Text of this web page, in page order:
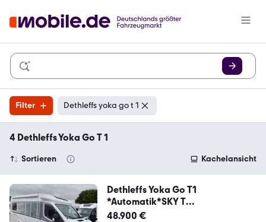
Filter Dethleffs yoka go t 1
4 Dethleffs Yoka Go T 1
Sortieren Kachelansicht
Dethleffs Yoka Go T1
*Automatik*SKY T
Roof*Standheizg*AHK*
48.900 €